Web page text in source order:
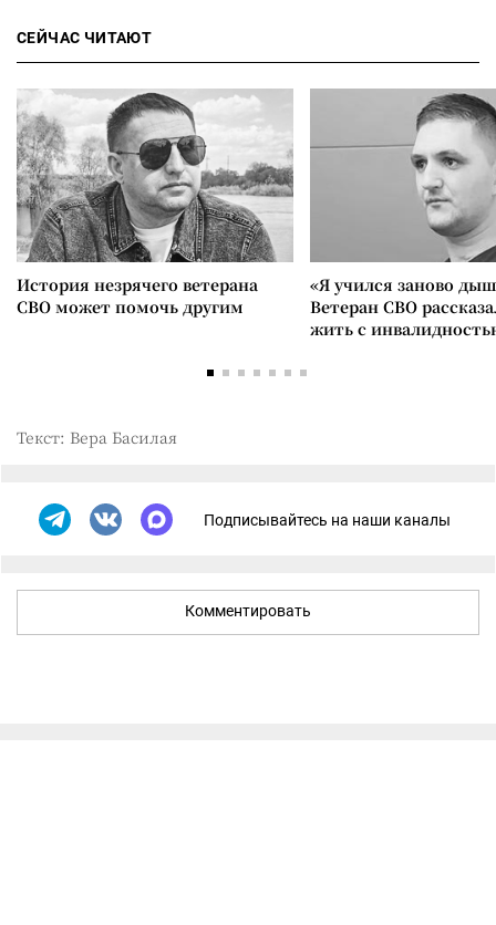
СЕЙЧАС ЧИТАЮТ
История незрячего ветерана
СВО может помочь другим
«Я учился заново
Ветеран СВО
жить с
Текст: Вера Басилая
Подписывайтесь на наши каналы
Комментировать